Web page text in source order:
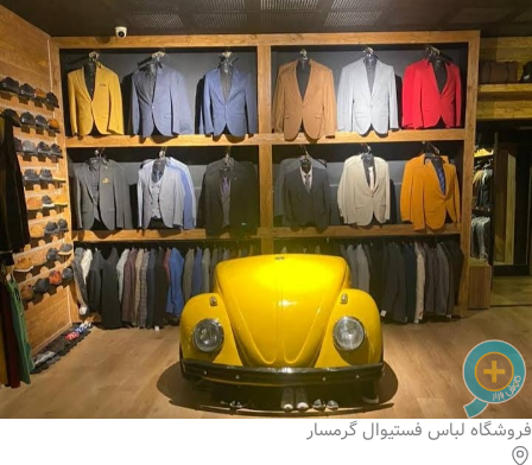
فروشگاه لباس فستیوال گرمسار